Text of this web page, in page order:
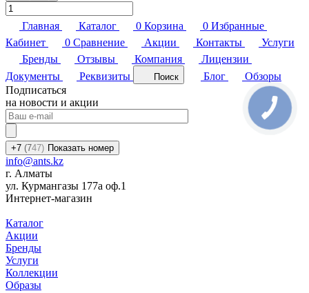
Главная Каталог 0 Корзина 0 Избранные
Кабинет
0 Сравнение Акции Контакты
Услуги
Бренды
Отзывы Компания
Лицензии
Документы
Реквизиты Поиск Блог
Обзоры
Подписаться
на новости и акции
+7 (747) Показать номер
info@ants.kz
г. Алматы
ул. Курмангазы 177а оф.1
Интернет-магазин
Каталог
Акции
Бренды
Услуги
Коллекции
Образы